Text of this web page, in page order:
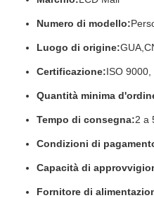
Numero di modello:
Luogo di origine:
Certificazione:ISO 9000,
Quantità minima
Tempo di consegna:2 a
Condizioni di
Capacità di
Fornitore di